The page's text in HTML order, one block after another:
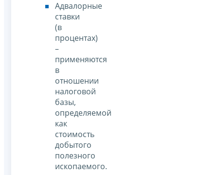
Адвалорные
ставки
(в
процентах)
–
применяются
в
отношении
налоговой
базы,
определяемой
как
стоимость
добытого
полезного
ископаемого.